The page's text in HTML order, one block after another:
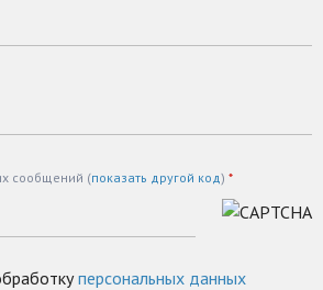
сообщений (показать другой код) *
персональных данных